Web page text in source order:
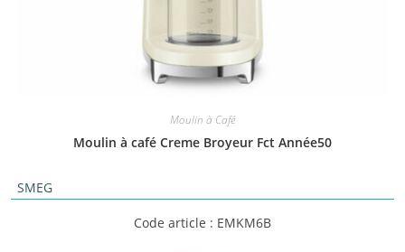
Moulin à Café
Moulin à café Creme Broyeur Fct Année50
SMEG
Code article : EMKM6B